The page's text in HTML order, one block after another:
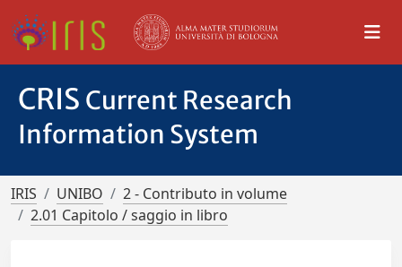
CRIS Current Research
Information System
IRIS UNIBO
2 - Contributo in volume
2.01 Capitolo / saggio in libro